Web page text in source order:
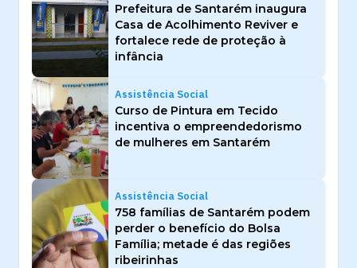
Prefeitura de Santarém inaugura
Casa de Acolhimento Reviver e
fortalece rede de proteção à
infância
Assistência Social
Curso de Pintura em Tecido
incentiva o empreendedorismo
de mulheres em Santarém
Assistência Social
758 famílias de Santarém podem
perder o benefício do Bolsa
Família; metade é das regiões
ribeirinhas